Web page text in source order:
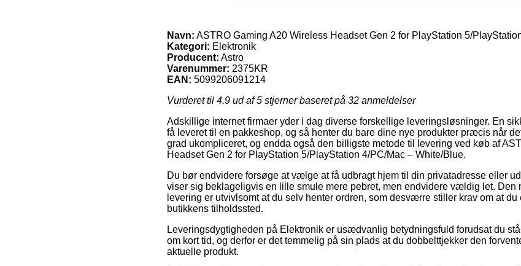
Navn: ASTRO Gaming A20 Wireless Headset Gen 2 for PlayStation 5/
Kategori: Elektronik
Producent: Astro
Varenummer: 2375KR
EAN: 5099206091214
Vurderet til 4.9 ud af 5 stjerner baseret på 32 anmeldelser
Adskillige internet firmaer yder i dag diverse forskellige leveringsløsninger. En
få leveret til en pakkeshop, og så henter du bare dine nye produkter præcis når
grad ukompliceret, og endda også den billigste metode til levering ved køb af
Headset Gen 2 for PlayStation 5/PlayStation 4/PC/Mac – White/Blue.
Du bør endvidere forsøge at vælge at få udbragt hjem til din privatadresse eller
viser sig beklageligvis en lille smule mere pebret, men endvidere vældig let. Den
levering er utvivlsomt at du selv henter ordren, som desværre stiller krav om at du
butikkens tilholdssted.
Leveringsdygtigheden på Elektronik er usædvanlig betydningsfuld forudsat du
om kort tid, og derfor er det temmelig på sin plads at du dobbelttjekker den
aktuelle produkt.